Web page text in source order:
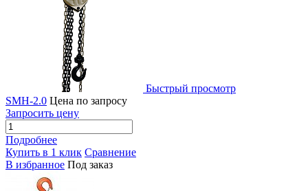
Быстрый просмотр
SMH-2.0 Цена по запросу
Запросить цену
Подробнее
Купить в 1 клик Сравнение
В избранное Под заказ